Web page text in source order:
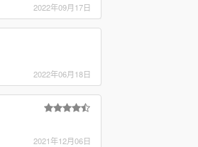
2022年09月17日
2022年06月18日
2021年12月06日